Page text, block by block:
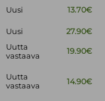
Uusi 13.70€
Uusi 27.90€
Uutta
vastaava
19.90€
Uutta
vastaava
14.90€